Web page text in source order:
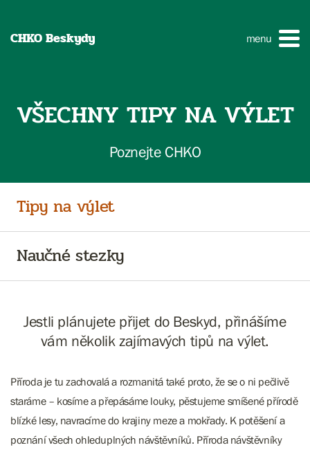
CHKO Beskydy menu
VŠECHNY TIPY NA VÝLET
Poznejte CHKO
Tipy na výlet
Naučné stezky
Jestli plánujete přijet do Beskyd, přinášíme
vám několik zajímavých tipů na výlet.
Příroda je tu zachovalá a rozmanitá také proto, že se o ni pečlivě
staráme – kosíme a přepásáme louky, pěstujeme smíšené přírodě
blízké lesy, navracíme do krajiny meze a mokřady. K potěšení a
poznání všech ohleduplných návštěvníků. Příroda návštěvníky